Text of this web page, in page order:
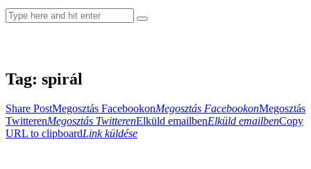
Tag: spirál
Share PostMegosztás FacebookonMegosztás FacebookonMegosztás
TwitterenMegosztás TwitterenElküld emailbenElküld emailbenCopy
URL to clipboardLink küldése